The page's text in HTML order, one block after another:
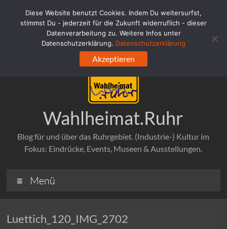
springen
Wahlheimat.Ruhr
Blog für und über das Ruhrgebiet. (Industrie-) Kultur im
Fokus: Eindrücke, Events, Museen & Ausstellungen.
Menü
Luettich_120_IMG_2702
Diese Website benutzt Cookies. Indem Du weitersurfst,
stimmst Du - jederzeit für die Zukunft widerruflich - dieser
Datenverarbeitung zu. Weitere Infos unter
Datenschutzerklärung. Datenschutzerklärung
Akzeptieren